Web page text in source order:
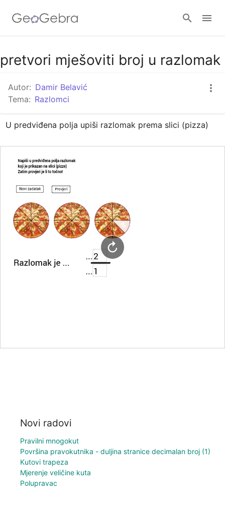
Google Classroom
GeoGebra Razred
Prijavi se
pretvori mješoviti broj u razlomak
Autor: Damir Belavić
Tema: Razlomci
U predviđena polja upiši razlomak prema slici (pizza)
Novi radovi
Pravilni mnogokut
Površina pravokutnika - duljina stranice decimalan broj (1)
Kutovi trapeza
Mjerenje veličine kuta
Polupravac